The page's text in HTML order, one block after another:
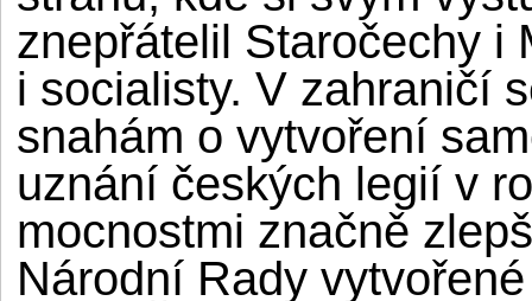
znepřátelil Staročechy i
i socialisty. V zahraničí
snahám o vytvoření
uznání českých legií v
mocnostmi značně
Národní Rady